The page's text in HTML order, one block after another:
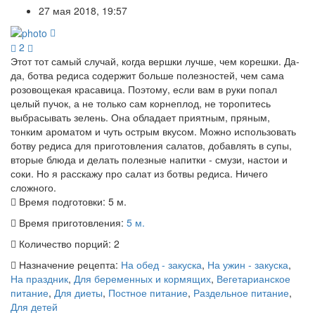
27 мая 2018, 19:57
2
Этот тот самый случай, когда вершки лучше, чем корешки. Да-
да, ботва редиса содержит больше полезностей, чем сама
розовощекая красавица. Поэтому, если вам в руки попал
целый пучок, а не только сам корнеплод, не торопитесь
выбрасывать зелень. Она обладает приятным, пряным,
тонким ароматом и чуть острым вкусом. Можно использовать
ботву редиса для приготовления салатов, добавлять в супы,
вторые блюда и делать полезные напитки - смузи, настои и
соки. Но я расскажу про салат из ботвы редиса. Ничего
сложного.
Время подготовки: 5 м.
Время приготовления: 5 м.
Количество порций: 2
Назначение рецепта: На обед - закуска, На ужин - закуска,
На праздник, Для беременных и кормящих, Вегетарианское
питание, Для диеты, Постное питание, Раздельное питание,
Для детей